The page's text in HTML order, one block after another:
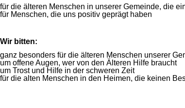
für die älteren Menschen in unserer Gemeinde, die
für Menschen, die uns positiv geprägt haben
Wir bitten:
ganz besonders für die älteren Menschen unserer
um offene Augen, wer von den Älteren Hilfe braucht
um Trost und Hilfe in der schweren Zeit
für die alten Menschen in den Heimen, die keinen